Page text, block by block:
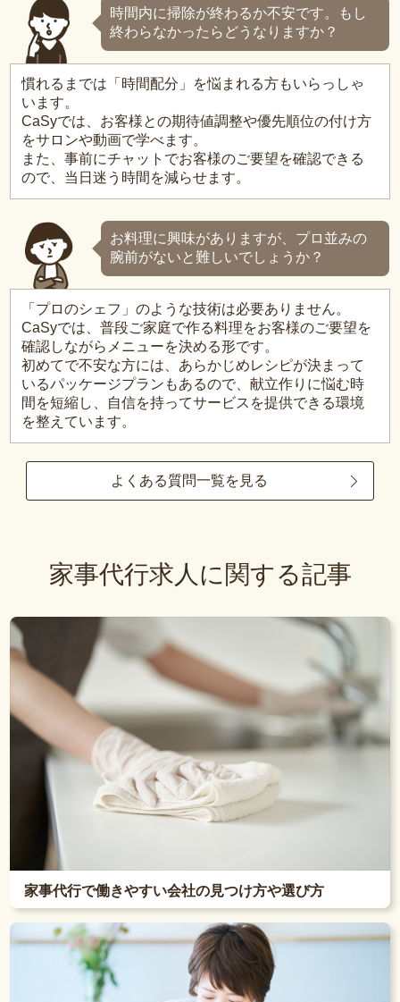
時間内に掃除が終わるか不安です。もし
終わらなかったらどうなりますか？
慣れるまでは「時間配分」を悩まれる方もいらっしゃ
います。
CaSyでは、お客様との期待値調整や優先順位の付け方
をサロンや動画で学べます。
また、事前にチャットでお客様のご要望を確認できる
ので、当日迷う時間を減らせます。
お料理に興味がありますが、プロ並みの
腕前がないと難しいでしょうか？
「プロのシェフ」のような技術は必要ありません。
CaSyでは、普段ご家庭で作る料理をお客様のご要望を
確認しながらメニューを決める形です。
初めてで不安な方には、あらかじめレシピが決まって
いるパッケージプランもあるので、献立作りに悩む時
間を短縮し、自信を持ってサービスを提供できる環境
を整えています。
よくある質問一覧を見る
家事代行求人に関する記事
家事代行で働きやすい会社の見つけ方や選び方